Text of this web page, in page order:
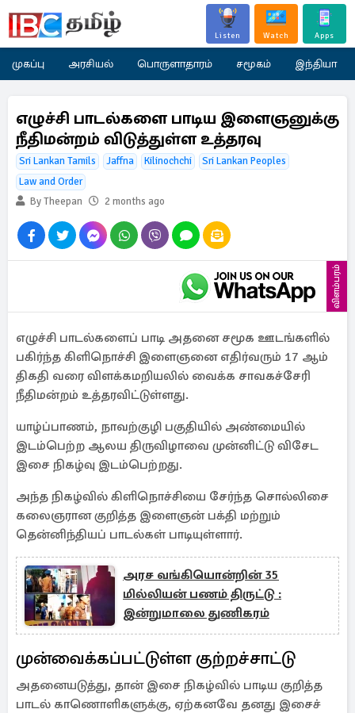
Listen Watch Apps
முகப்பு அரசியல் பொருளாதாரம் சமூகம் இந்தியா
எழுச்சி பாடல்களை பாடிய இளைஞனுக்கு
நீதிமன்றம் விடுத்துள்ள உத்தரவு
Sri Lankan Tamils Jaffna Kilinochchi
Sri Lankan Peoples
Law and Order
By Theepan
2 months ago
விளம்பரம்
எழுச்சி பாடல்களைப் பாடி அதனை சமூக ஊடங்களில்
பகிர்ந்த கிளிநொச்சி இளைஞனை எதிர்வரும் 17 ஆம்
திகதி வரை விளக்கமறியலில் வைக்க சாவகச்சேரி
நீதிமன்றம் உத்தரவிட்டுள்ளது.
யாழ்ப்பாணம், நாவற்குழி பகுதியில் அண்மையில்
இடம்பெற்ற ஆலய திருவிழாவை முன்னிட்டு விசேட
இசை நிகழ்வு இடம்பெற்றது.
அந்த நிகழ்வில் கிளிநொச்சியை சேர்ந்த சொல்லிசை
கலைஞரான குறித்த இளைஞன் பக்தி மற்றும்
தென்னிந்தியப் பாடல்கள் பாடியுள்ளார்.
அரச வங்கியொன்றின் 35
மில்லியன் பணம் திருட்டு :
இன்றுமாலை துணிகரம்
முன்வைக்கப்பட்டுள்ள குற்றச்சாட்டு
அதனையடுத்து, தான் இசை நிகழ்வில் பாடிய குறித்த
பாடல் காணொளிகளுக்கு, ஏற்கனவே தனது இசைச்